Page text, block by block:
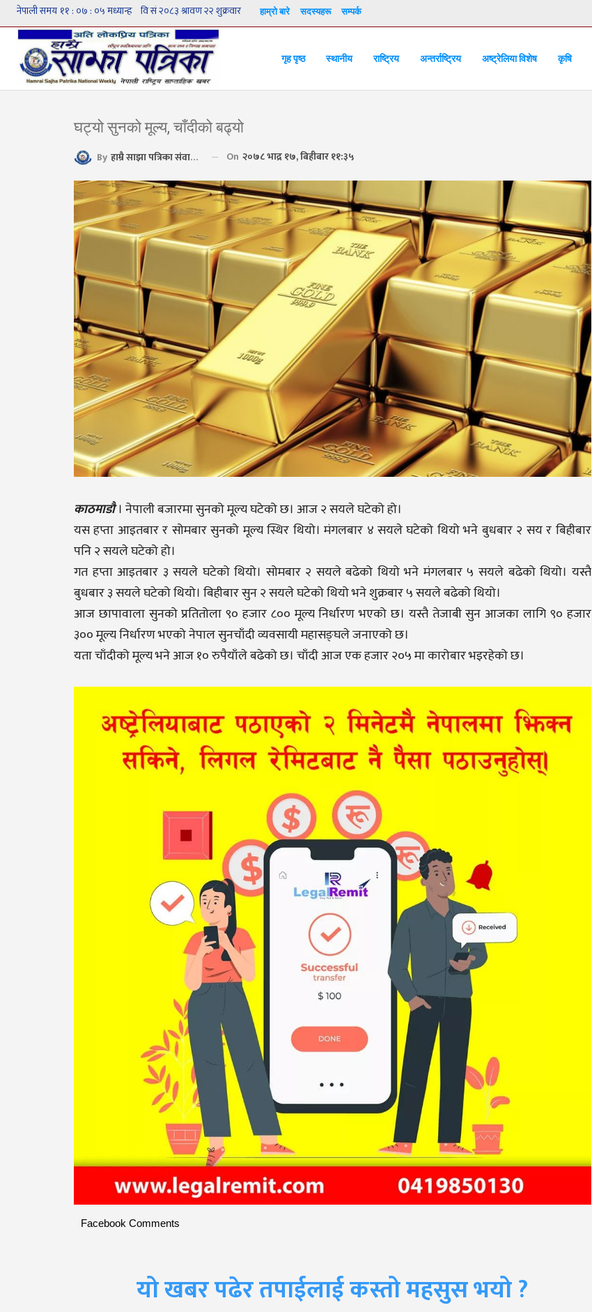
हाम्रो बारे सदस्यहरू सम्पर्क
गृह पृष्ठ स्थानीय राष्ट्रिय अन्तर्राष्ट्रिय अष्ट्रेलिया विशेष कृषि
घट्यो सुनको मूल्य, चाँदीको बढ्यो
By हाम्रै साझा पत्रिका संवाददाता On २०७८ भाद्र १७, बिहीबार ११:३५
काठमाडौ। नेपाली बजारमा सुनको मूल्य घटेको छ। आज २ सयले घटेको हो।
यस हप्ता आइतबार र सोमबार सुनको मूल्य स्थिर थियो। मंगलबार ४ सयले घटेको थियो भने बुधबार २ सय र बिहीबार
पनि २ सयले घटेको हो।
गत हप्ता आइतबार ३ सयले घटेको थियो। सोमबार २ सयले बढेको थियो भने मंगलबार ५ सयले बढेको थियो। यस्तै
बुधबार ३ सयले घटेको थियो। बिहीबार सुन २ सयले घटेको थियो भने शुक्रबार ५ सयले बढेको थियो।
आज छापावाला सुनको प्रतितोला ९० हजार ८०० मूल्य निर्धारण भएको छ। यस्तै तेजाबी सुन आजका लागि ९० हजार
३०० मूल्य निर्धारण भएको नेपाल सुनचाँदी व्यवसायी महासङ्घले जनाएको छ।
यता चाँदीको मूल्य भने आज १० रुपैयाँले बढेको छ। चाँदी आज एक हजार २०५ मा कारोबार भइरहेको छ।
Facebook Comments
यो खबर पढेर तपाईलाई कस्तो महसुस भयो ?